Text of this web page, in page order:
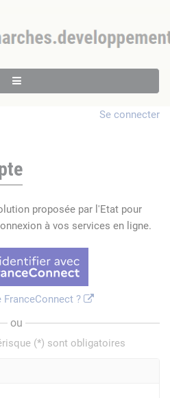
Se connecter
proposée par l'Etat pour
à vos services en ligne.
FranceConnect ?
ou
(*) sont obligatoires